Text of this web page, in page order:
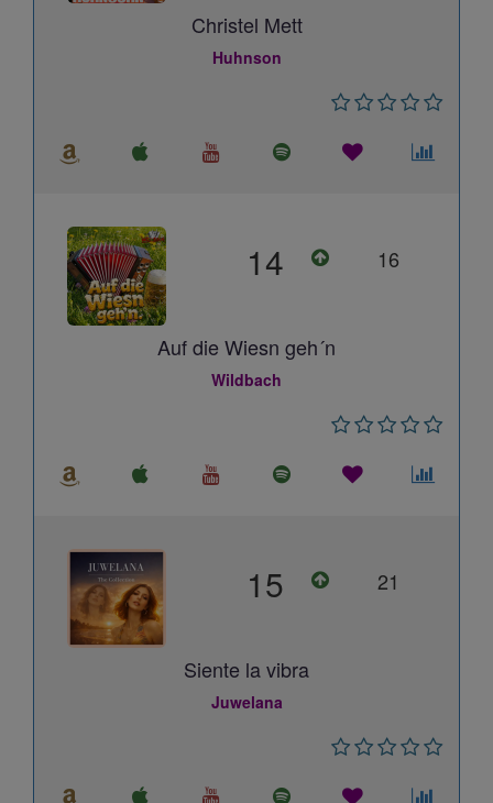
Christel Mett
Huhnson
14 16
Auf die Wiesn geh´n
Wildbach
15 21
Siente la vibra
Juwelana